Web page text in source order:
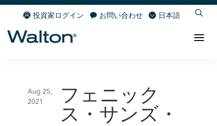
投資家ログイン お問い合わせ 日本語
フェニック
ス・サンズ・
Aug 25,
2021